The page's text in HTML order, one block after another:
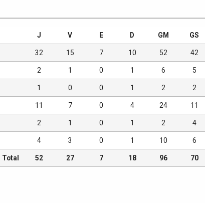
J V E D GM GS
32 15 7 10 52 42
2 1 0 1 6 5
1 0 0 1 2 2
11 7 0 4 24 11
2 1 0 1 2 4
4 3 0 1 10 6
Total 52 27 7 18 96 70